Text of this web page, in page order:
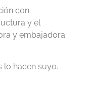
con
y el
y embajadora
lo hacen suyo.